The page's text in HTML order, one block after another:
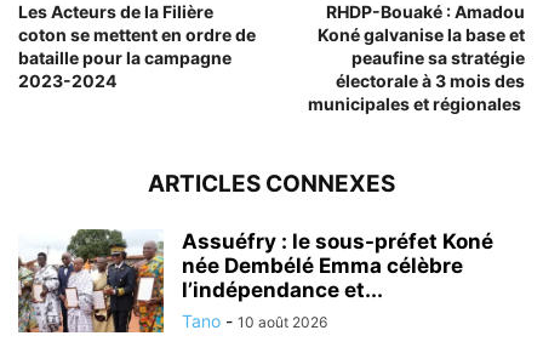
Les Acteurs de la Filière
coton se mettent en ordre de
bataille pour la campagne
2023-2024
RHDP-Bouaké : Amadou
Koné galvanise la base et
peaufine sa stratégie
électorale à 3 mois des
municipales et régionales
ARTICLES CONNEXES
Assuéfry : le sous-préfet Koné
née Dembélé Emma célèbre
l’indépendance et...
Tano - 10 août 2026